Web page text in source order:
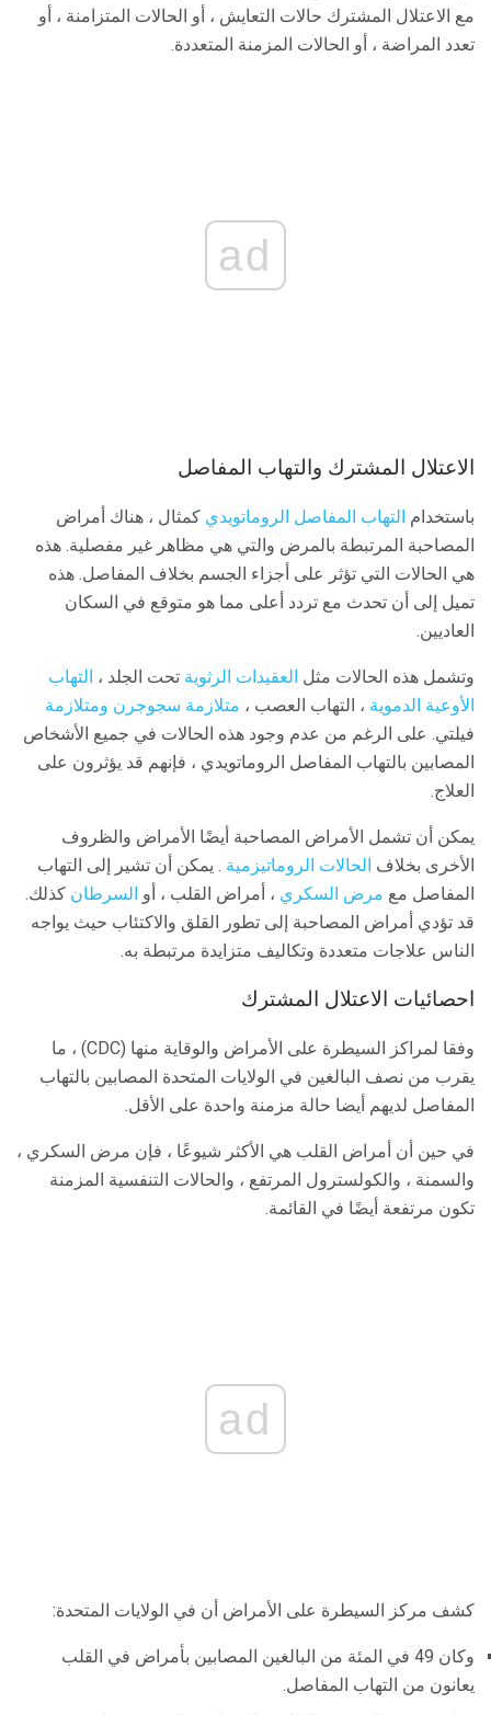
مع الاعتلال المشترك حالات التعايش ، أو الحالات المتزامنة ، أو
تعدد المراضة ، أو الحالات المزمنة المتعددة.
ad
الاعتلال المشترك والتهاب المفاصل
باستخدام التهاب المفاصل الروماتويدي كمثال ، هناك أمراض
المصاحبة المرتبطة بالمرض والتي هي مظاهر غير مفصلية. هذه
هي الحالات التي تؤثر على أجزاء الجسم بخلاف المفاصل. هذه
تميل إلى أن تحدث مع تردد أعلى مما هو متوقع في السكان
العاديين.
وتشمل هذه الحالات مثل العقيدات الرثوية تحت الجلد ، التهاب
الأوعية الدموية ، التهاب العصب ، متلازمة سجوجرن ومتلازمة
فيلتي. على الرغم من عدم وجود هذه الحالات في جميع الأشخاص
المصابين بالتهاب المفاصل الروماتويدي ، فإنهم قد يؤثرون على
العلاج.
يمكن أن تشمل الأمراض المصاحبة أيضًا الأمراض والظروف
الأخرى بخلاف الحالات الروماتيزمية . يمكن أن تشير إلى التهاب
المفاصل مع مرض السكري ، أمراض القلب ، أو السرطان كذلك.
قد تؤدي أمراض المصاحبة إلى تطور القلق والاكتئاب حيث يواجه
الناس علاجات متعددة وتكاليف متزايدة مرتبطة به.
احصائيات الاعتلال المشترك
وفقا لمراكز السيطرة على الأمراض والوقاية منها (CDC) ، ما
يقرب من نصف البالغين في الولايات المتحدة المصابين بالتهاب
المفاصل لديهم أيضا حالة مزمنة واحدة على الأقل.
في حين أن أمراض القلب هي الأكثر شيوعًا ، فإن مرض السكري ،
والسمنة ، والكولسترول المرتفع ، والحالات التنفسية المزمنة
تكون مرتفعة أيضًا في القائمة.
ad
كشف مركز السيطرة على الأمراض أن في الولايات المتحدة:
وكان 49 في المئة من البالغين المصابين بأمراض في القلب
يعانون من التهاب المفاصل.